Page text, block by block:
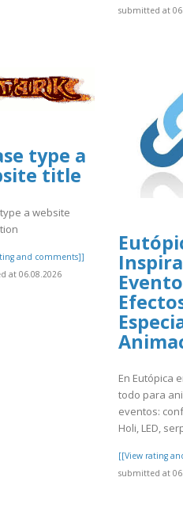
submitted at
type a
title
a website
and comments]]
at 06.08.2026
En Eutópica
todo para
eventos:
Holi, LED,
[[View rating
submitted at